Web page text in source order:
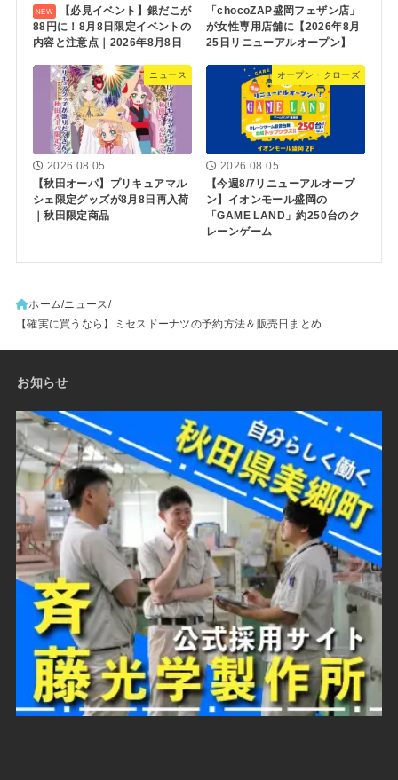
【必見イベント】銀だこが
88円に！8月8日限定イベントの
内容と注意点｜2026年8月8日
「chocoZAP盛岡フェザン店」
が女性専用店舗に【2026年8月
25日リニューアルオープン】
ニュース
2026.08.05
【秋田オーパ】プリキュアマル
シェ限定グッズが8月8日再入荷
｜秋田限定商品
オープン・クローズ
2026.08.05
【今週8/7リニューアルオープ
ン】イオンモール盛岡の
「GAME LAND」約250台のク
レーンゲーム
ホーム ニュース
【確実に買うなら】ミセスドーナツの予約方法＆販売日まとめ
お知らせ